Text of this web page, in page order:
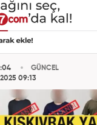
09:13
GÜNCEL